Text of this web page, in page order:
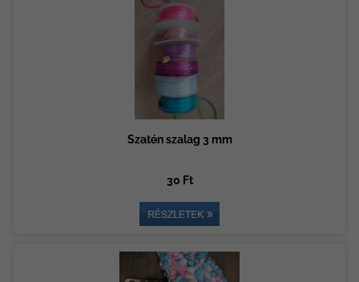
Szatén szalag 3 mm
30 Ft